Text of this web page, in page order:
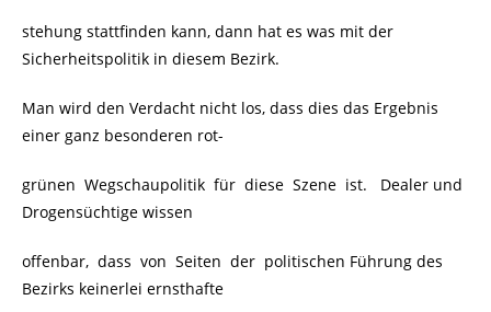
stehung stattfinden kann, dann hat es was mit der
Sicherheitspolitik in diesem Bezirk.
Man wird den Verdacht nicht los, dass dies das Ergebnis
einer ganz besonderen rot-
grünen Wegschaupolitik für diese Szene ist. Dealer und
Drogensüchtige wissen
offenbar, dass von Seiten der politischen Führung des
Bezirks keinerlei ernsthafte